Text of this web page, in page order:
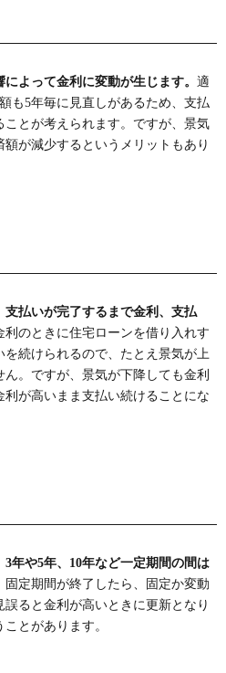
よって金利に変動が生じます。 適
も5年毎に見直しがあるため、支払
ことが考えられます。ですが、景気
が減少するというメリットもあり
支払いが完了するまで金利、支払
利のときに住宅ローンを借り入れす
続けられるので、たとえ景気が上
。ですが、景気が下降しても金利
が高いまま支払い続けることにな
年や5年、10年など一定期間の間は
固定期間が終了したら、固定か変動
ると金利が高いときに更新となり
とがあります。